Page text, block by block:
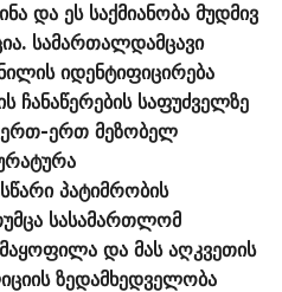
და ეს საქმიანობა მუდმივ
სამართალდამცავი
იდენტიფიცირება
ჩანაწერების საფუძველზე
ერთ-ერთ მეზობელ
პატიმრობის
სასამართლომ
და მას აღკვეთის
ზედამხედველობა